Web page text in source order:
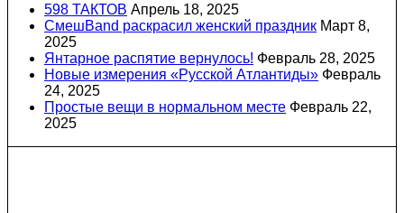
598 ТАКТОВ Апрель 18, 2025
СмешBand раскрасил женский праздник Март 8,
2025
Янтарное распятие вернулось! Февраль 28, 2025
Новые измерения «Русской Атлантиды» Февраль
24, 2025
Простые вещи в нормальном месте Февраль 22,
2025